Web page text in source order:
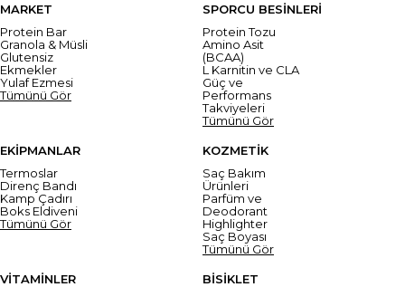
MARKET
Protein Bar
Granola & Müsli
Glutensiz
Ekmekler
Yulaf Ezmesi
Tümünü Gör
SPORCU BESİNLERİ
Protein Tozu
Amino Asit
(BCAA)
L Karnitin ve CLA
Güç ve
Performans
Takviyeleri
Tümünü Gör
EKİPMANLAR
Termoslar
Direnç Bandı
Kamp Çadırı
Boks Eldiveni
Tümünü Gör
KOZMETİK
Saç Bakım
Ürünleri
Parfüm ve
Deodorant
Highlighter
Saç Boyası
Tümünü Gör
VİTAMİNLER
BİSİKLET